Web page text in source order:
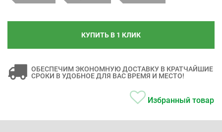
КУПИТЬ В 1 КЛИК
ОБЕСПЕЧИМ ЭКОНОМНУЮ ДОСТАВКУ В КРАТЧАЙШИЕ
СРОКИ В УДОБНОЕ ДЛЯ ВАС ВРЕМЯ И МЕСТО!
Избранный товар